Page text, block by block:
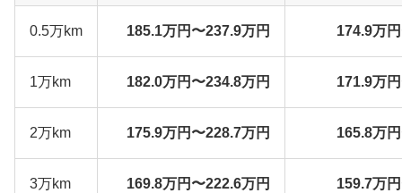
0.5万km 185.1万円〜237.9万円 174.9万
1万km 182.0万円〜234.8万円 171.9万
2万km 175.9万円〜228.7万円 165.8万
3万km 169.8万円〜222.6万円 159.7万